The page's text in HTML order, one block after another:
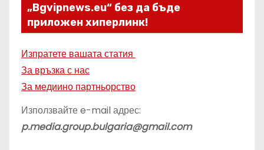
„Bgvipnews.eu“ без да бъде
приложен хиперлинк!
Изпратете вашата статия
За връзка с нас
За медиино партньорство
Използвайте e-mail адрес:
p.media.group.bulgaria@gmail.com